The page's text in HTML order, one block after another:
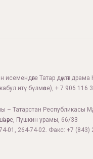
Татар дәүләт
итү бүлмәсе), + 7 906 116
– Татарстан Республикасы
Пушкин урамы, 66/33
01, 264-74-02. Факс: +7 (843)